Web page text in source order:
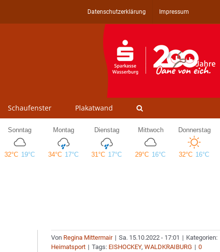
Datenschutzerklärung Impressum
Schaufenster Plakatwand
Von Regina Mittermair | Sa. 15.10.2022 - 17:01 | Kategorien:
Heimatsport | Tags: EISHOCKEY,WALDKRAIBURG | 0